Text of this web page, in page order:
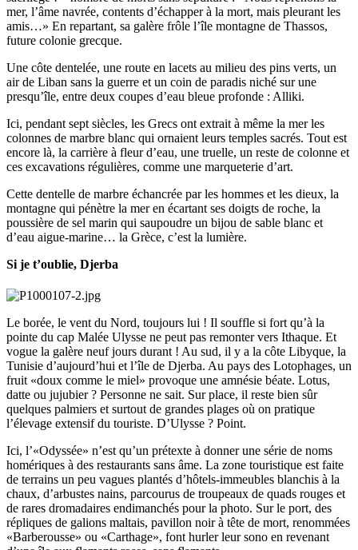
mer, l’âme navrée, contents d’échapper à la mort, mais pleurant les
amis…» En repartant, sa galère frôle l’île montagne de Thassos,
future colonie grecque.
Une côte dentelée, une route en lacets au milieu des pins verts, un
air de Liban sans la guerre et un coin de paradis niché sur une
presqu’île, entre deux coupes d’eau bleue profonde : Alliki.
Ici, pendant sept siècles, les Grecs ont extrait à même la mer les
colonnes de marbre blanc qui ornaient leurs temples sacrés. Tout est
encore là, la carrière à fleur d’eau, une truelle, un reste de colonne et
ces excavations régulières, comme une marqueterie d’art.
Cette dentelle de marbre échancrée par les hommes et les dieux, la
montagne qui pénètre la mer en écartant ses doigts de roche, la
poussière de sel marin qui saupoudre un bijou de sable blanc et
d’eau aigue-marine… la Grèce, c’est la lumière.
Si je t’oublie, Djerba
Le borée, le vent du Nord, toujours lui ! Il souffle si fort qu’à la
pointe du cap Malée Ulysse ne peut pas remonter vers Ithaque. Et
vogue la galère neuf jours durant ! Au sud, il y a la côte Libyque, la
Tunisie d’aujourd’hui et l’île de Djerba. Au pays des Lotophages, un
fruit «doux comme le miel» provoque une amnésie béate. Lotus,
datte ou jujubier ? Personne ne sait. Sur place, il reste bien sûr
quelques palmiers et surtout de grandes plages où on pratique
l’élevage extensif du touriste. D’Ulysse ? Point.
Ici, l’«Odyssée» n’est qu’un prétexte à donner une série de noms
homériques à des restaurants sans âme. La zone touristique est faite
de terrains un peu vagues plantés d’hôtels-immeubles blanchis à la
chaux, d’arbustes nains, parcourus de troupeaux de quads rouges et
de rares dromadaires endimanchés pour la photo. Sur le port, des
répliques de galions maltais, pavillon noir à tête de mort, renommées
«Barberousse» ou «Carthage», font hurler leur sono en revenant